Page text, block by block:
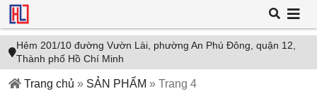
Hẻm 201/10 đường Vườn Lài, phường An Phú Đông, quận 12,
Thành phố Hồ Chí Minh
Trang chủ » SẢN PHẨM » Trang 4